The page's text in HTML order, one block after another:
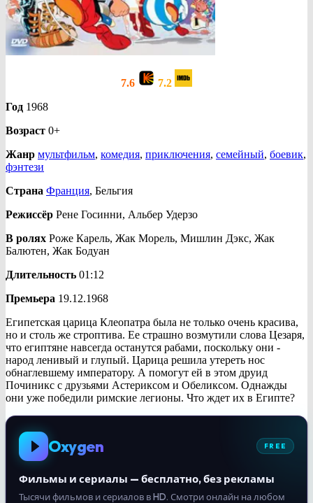
7.6
7.2
Год 1968
Возраст 0+
Жанр мультфильм, комедия, приключения, семейный, боевик,
фэнтези
Страна Франция, Бельгия
Режиссёр Рене Госинни, Альбер Удерзо
В ролях Роже Карель, Жак Морель, Мишлин Дэкс, Жак
Балютен, Жак Бодуан
Длительность 01:12
Премьера 19.12.1968
Египетская царица Клеопатра была не только очень красива,
но и столь же строптива. Ее страшно возмутили слова Цезаря,
что египтяне навсегда останутся рабами, поскольку они -
народ ленивый и глупый. Царица решила утереть нос
обнаглевшему императору. А помогут ей в этом друид
Починикс с друзьями Астериксом и Обеликсом. Однажды
они уже победили римские легионы. Что ждет их в Египте?
Oxygen FREE
Фильмы и сериалы — бесплатно, без рекламы
Тысячи фильмов и сериалов в HD. Смотри онлайн на любом